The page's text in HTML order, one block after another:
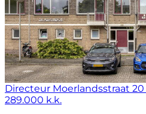
Directeur Moerlandsstraat 20
289.000 k.k.